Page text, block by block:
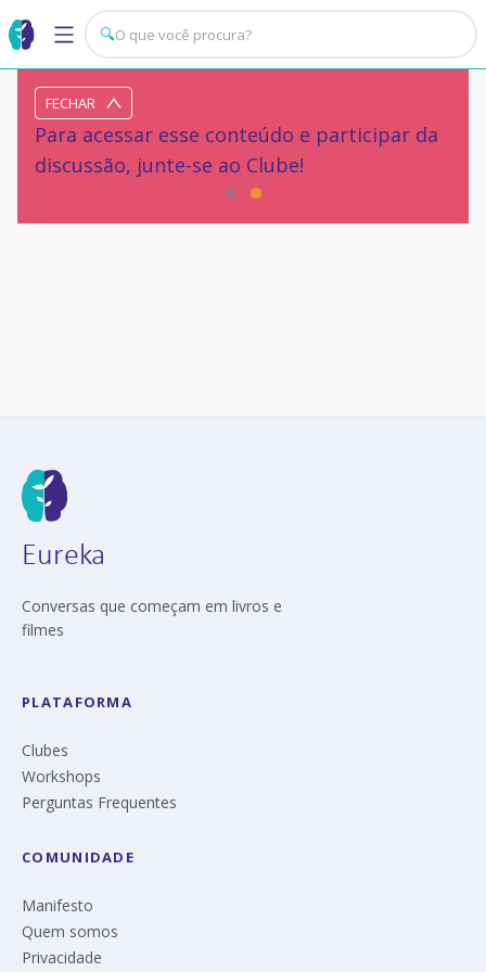
🔍
FECHAR
Para acessar esse conteúdo e participar da
discussão, junte-se ao Clube!
Eureka
Conversas que começam em livros e
filmes
PLATAFORMA
Clubes
Workshops
Perguntas Frequentes
COMUNIDADE
Manifesto
Quem somos
Privacidade